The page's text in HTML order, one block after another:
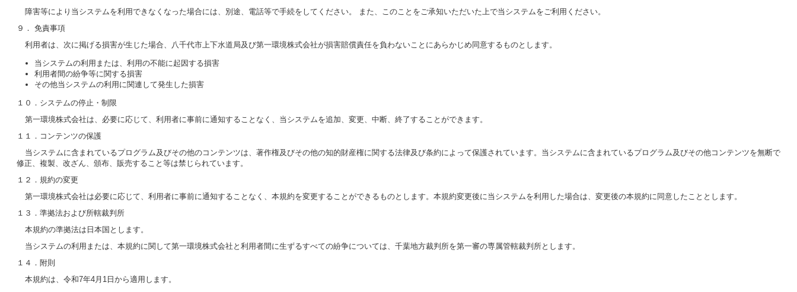
障害等により当システムを利用できなくなった場合には、別途、電話等で手続をしてください。 また、このことをご承知いただいた上で当システムをご利用ください。
９． 免責事項
利用者は、次に掲げる損害が生じた場合、八千代市上下水道局及び第一環境株式会社が損害賠償責任を負わないことにあらかじめ同意するものとします。
当システムの利用または、利用の不能に起因する損害
利用者間の紛争等に関する損害
その他当システムの利用に関連して発生した損害
１０．システムの停止・制限
第一環境株式会社は、必要に応じて、利用者に事前に通知することなく、当システムを追加、変更、中断、終了することができます。
１１．コンテンツの保護
当システムに含まれているプログラム及びその他のコンテンツは、著作権及びその他の知的財産権に関する法律及び条約によって保護されています。当システムに含まれているプログラム及びその他コンテンツを無断で
修正、複製、改ざん、頒布、販売すること等は禁じられています。
１２．規約の変更
第一環境株式会社は必要に応じて、利用者に事前に通知することなく、本規約を変更することができるものとします。本規約変更後に当システムを利用した場合は、変更後の本規約に同意したこととします。
１３．準拠法および所轄裁判所
本規約の準拠法は日本国とします。
当システムの利用または、本規約に関して第一環境株式会社と利用者間に生ずるすべての紛争については、千葉地方裁判所を第一審の専属管轄裁判所とします。
１４．附則
本規約は、令和7年4月1日から適用します。